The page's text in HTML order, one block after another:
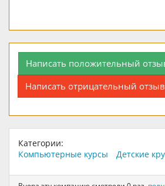
Написать положительный
Написать отрицательный отзыв
Категории:
Компьютерные курсы
Детские